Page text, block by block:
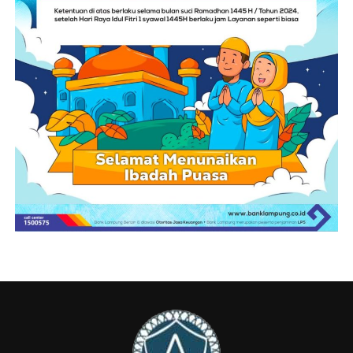
diperkuat.
Sementara itu, Wakil Gubernur Lampung dr. Jihan
Nurlela menegaskan bahwa teknologi Artificial
Intelligence harus dipandang sebagai peluang untuk
meningkatkan kualitas pendidikan, bukan sebagai
ancaman. Menurutnya, AI dapat menjadi alat yang
sangat membantu proses belajar mengajar apabila
dimanfaatkan secara bijaksana, bertanggung jawab,
serta tetap menjunjung tinggi nilai-nilai etika dan
integritas.
semakin memahami penggunaan teknologi AI secara
ekosistem pendidikan yang inovatif, adaptif, dan siap
menghadapi tantangan era digital.(*)